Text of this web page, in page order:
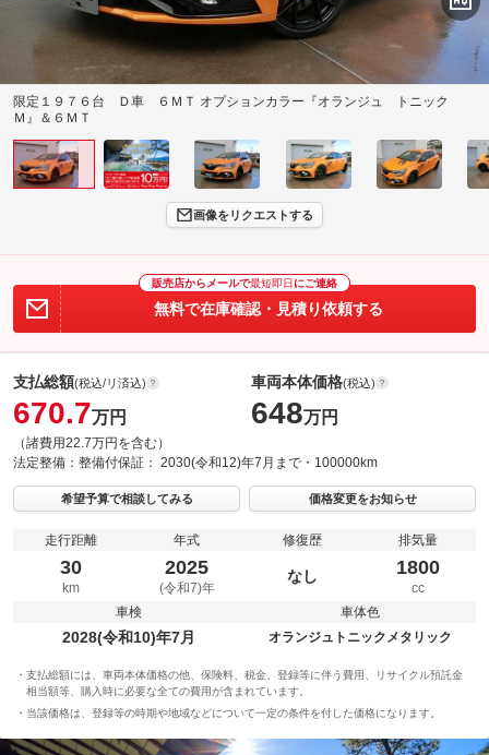
限定１９７６台 Ｄ車 ６ＭＴ オプションカラー『オランジュ トニック
Ｍ』＆６ＭＴ
画像をリクエストする
販売店からメールで最短即日 にご連絡
無料で在庫確認・見積り依頼する
支払総額(税込/リ済込)
670.7万円
（諸費用22.7万円を含む）
車両本体価格(税込)
648万円
法定整備： 整備付保証： 2030(令和12)年7月まで・100000km
希望予算で相談してみる 価格変更をお知らせ
走行距離
30
km
年式
2025
(令和7)年
修復歴
なし
排気量
1800
cc
車検
2028(令和10)年7月
車体色
オランジュトニックメタリック
支払総額には、車両本体価格の他、保険料、税金、登録等に伴う費用、リサイクル預託金
相当額等、購入時に必要な全ての費用が含まれています。
当該価格は、登録等の時期や地域などについて一定の条件を付した価格になります。